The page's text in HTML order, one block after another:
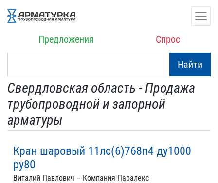
Предложения Спрос
Найти
Свердловская область - Продажа
трубопроводной и запорной
арматуры
Кран шаровый 11лс(6)768п4 ду1000
ру80
Виталий Павлович – Компания Паралекс